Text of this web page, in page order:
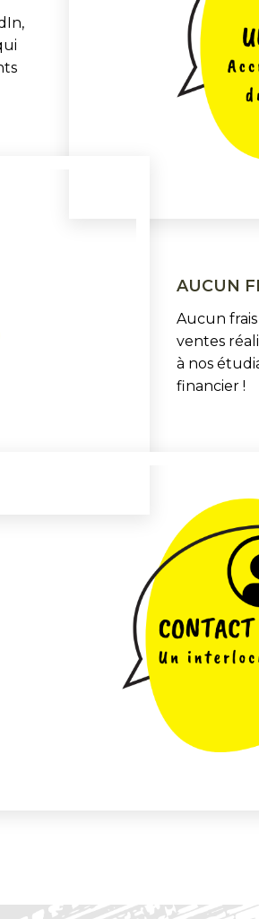
AUCUN
Aucun
ventes
à nos
financier !